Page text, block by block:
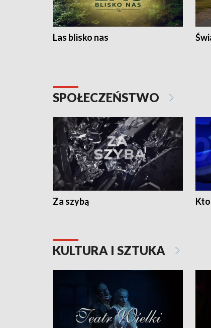
Las blisko nas
SPOŁECZEŃSTWO
Za szybą
KULTURA I SZTUKA